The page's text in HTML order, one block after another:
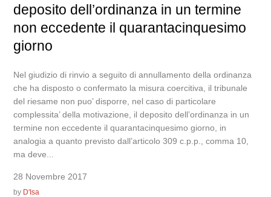
deposito dell’ordinanza in un termine
non eccedente il quarantacinquesimo
giorno
Nel giudizio di rinvio a seguito di annullamento della ordinanza
che ha disposto o confermato la misura coercitiva, il tribunale
del riesame non puo’ disporre, nel caso di particolare
complessita’ della motivazione, il deposito dell’ordinanza in un
termine non eccedente il quarantacinquesimo giorno, in
analogia a quanto previsto dall’articolo 309 c.p.p., comma 10,
ma deve...
28 Novembre 2017
by D'Isa